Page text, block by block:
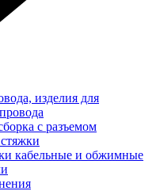
изделия для
с разъемом
кабельные и обжимные